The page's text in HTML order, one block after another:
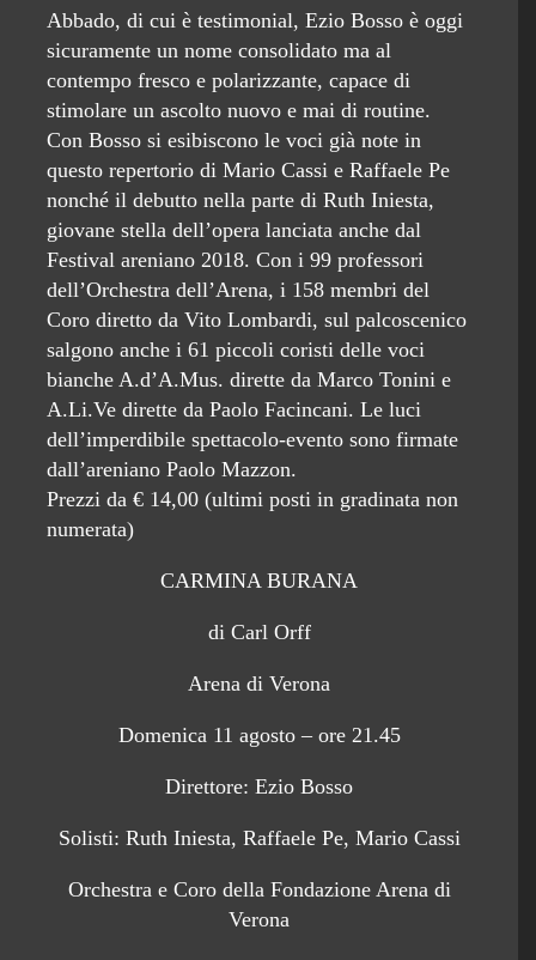
Abbado, di cui è testimonial, Ezio Bosso è oggi
sicuramente un nome consolidato ma al
contempo fresco e polarizzante, capace di
stimolare un ascolto nuovo e mai di routine.
Con Bosso si esibiscono le voci già note in
questo repertorio di Mario Cassi e Raffaele Pe
nonché il debutto nella parte di Ruth Iniesta,
giovane stella dell’opera lanciata anche dal
Festival areniano 2018. Con i 99 professori
dell’Orchestra dell’Arena, i 158 membri del
Coro diretto da Vito Lombardi, sul palcoscenico
salgono anche i 61 piccoli coristi delle voci
bianche A.d’A.Mus. dirette da Marco Tonini e
A.Li.Ve dirette da Paolo Facincani. Le luci
dell’imperdibile spettacolo-evento sono firmate
dall’areniano Paolo Mazzon.
Prezzi da € 14,00 (ultimi posti in gradinata non
numerata)
CARMINA BURANA
di Carl Orff
Arena di Verona
Domenica 11 agosto – ore 21.45
Direttore: Ezio Bosso
Solisti: Ruth Iniesta, Raffaele Pe, Mario Cassi
Orchestra e Coro della Fondazione Arena di
Verona